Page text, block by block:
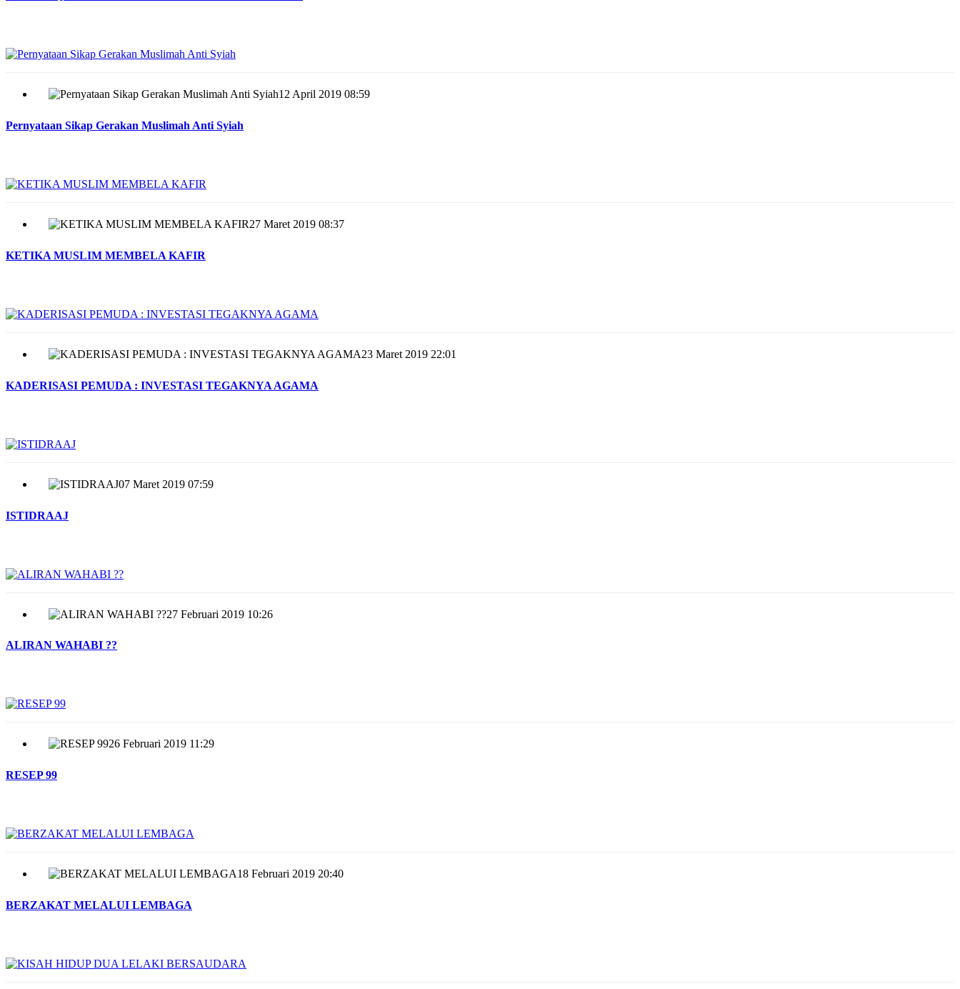
12 April 2019 08:59
Pernyataan Sikap Gerakan Muslimah Anti Syiah
27 Maret 2019 08:37
KETIKA MUSLIM MEMBELA KAFIR
23 Maret 2019 22:01
KADERISASI PEMUDA : INVESTASI TEGAKNYA AGAMA
07 Maret 2019 07:59
ISTIDRAAJ
27 Februari 2019 10:26
ALIRAN WAHABI ??
26 Februari 2019 11:29
RESEP 99
18 Februari 2019 20:40
BERZAKAT MELALUI LEMBAGA